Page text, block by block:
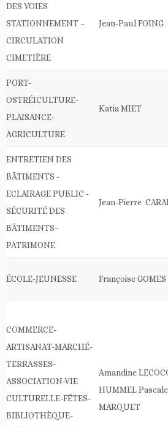
DES VOIES
STATIONNEMENT –
CIRCULATION
CIMETIÈRE
Jean-Paul FOING
PORT-
OSTRÉICULTURE-
PLAISANCE-
AGRICULTURE
Katia MIET
ENTRETIEN DES
BÂTIMENTS -
ECLAIRAGE PUBLIC -
SÉCURITÉ DES
BÂTIMENTS-
PATRIMONE
Jean-Pierre
ÉCOLE-JEUNESSE Françoise GOMES
COMMERCE-
ARTISANAT-MARCHÉ-
TERRASSES-
ASSOCIATION-VIE
CULTURELLE-FÊTES-
BIBLIOTHÈQUE-
Amandine
HUMMEL Pascale
MARQUET